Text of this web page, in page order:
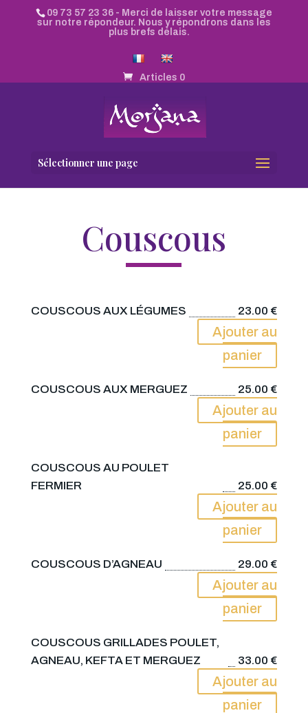
09 73 57 23 36- Merci de laisser votre message
sur notre répondeur. Nous y répondrons dans les
plus brefs délais.
Articles 0
Sélectionner une page
Couscous
COUSCOUS AUX LÉGUMES 23.00 €
Ajouter au
panier
COUSCOUS AUX MERGUEZ 25.00 €
Ajouter au
panier
COUSCOUS AU POULET
FERMIER
25.00 €
Ajouter au
panier
COUSCOUS D’AGNEAU 29.00 €
Ajouter au
panier
COUSCOUS GRILLADES POULET,
AGNEAU, KEFTA ET MERGUEZ
33.00 €
Ajouter au
panier